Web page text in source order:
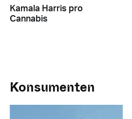
Kamala Harris pro
Cannabis
Konsumenten